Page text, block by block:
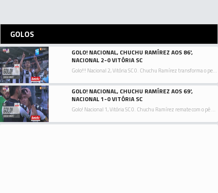
GOLOS
GOLO! NACIONAL, CHUCHU RAMÍREZ AOS 86',
NACIONAL 2-0 VITÓRIA SC
Golo!!! Nacional 2, Vitória SC 0. Chuchu Ramírez transforma o penalty, remate com o pé direito ao lado inferior direito da baliza.
GOLO! NACIONAL, CHUCHU RAMÍREZ AOS 69',
NACIONAL 1-0 VITÓRIA SC
Golo! Nacional 1, Vitória SC 0. Chuchu Ramírez remate com o pé direito no coração da área.